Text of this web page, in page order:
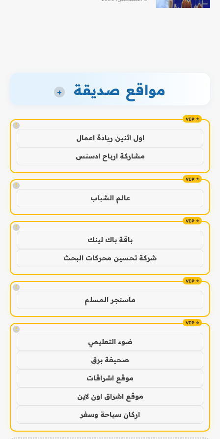
مواقع صديقة +
!
اول اثنين ريادة اعمال
مشاركة ارباح ادسنس
!
عالم الشباب
!
باقة باك لينك
شركة تحسين محركات البحث
!
ماسنجر المسلم
!
ضوء التعليمي
صحيفة برق
موقع اشراقات
موقع اشراق اون لاين
اركان سياحة وسفر